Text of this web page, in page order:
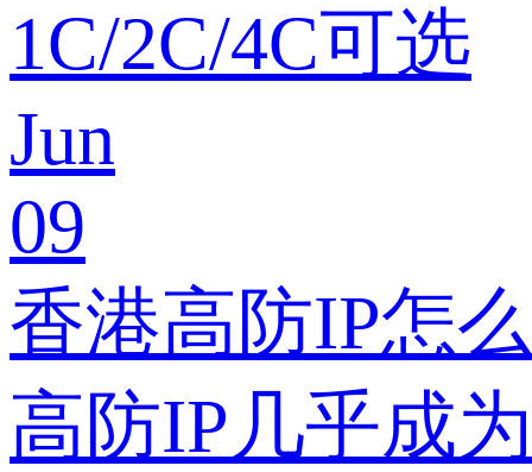
1C/2C/4C可选
Jun
09
香港高防IP怎
高防IP几乎成